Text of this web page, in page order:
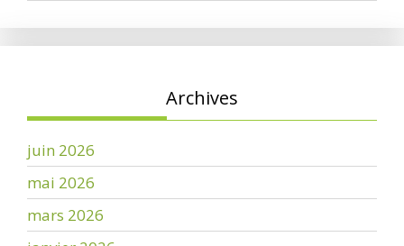
Archives
juin 2026
mai 2026
mars 2026